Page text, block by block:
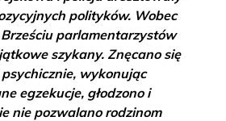
polityków. Wobec
parlamentarzystów
szykany. Znęcano się
wykonując
egzekucje, głodzono i
nie pozwalano rodzinom